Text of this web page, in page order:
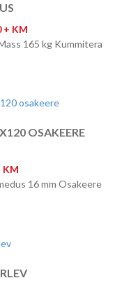
+ KM
165 kg Kummitera
OSAKEERE
KM
16 mm Osakeere